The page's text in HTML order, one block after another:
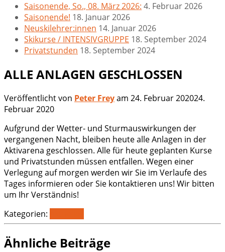
Saisonende, So., 08. März 2026: 4. Februar 2026
Saisonende! 18. Januar 2026
Neuskilehrer:innen 14. Januar 2026
Skikurse / INTENSIVGRUPPE 18. September 2024
Privatstunden 18. September 2024
ALLE ANLAGEN GESCHLOSSEN
Veröffentlicht von Peter Freyam 24. Februar 202024.
Februar 2020
Aufgrund der Wetter- und Sturmauswirkungen der
vergangenen Nacht, bleiben heute alle Anlagen in der
Aktivarena geschlossen. Alle für heute geplanten Kurse
und Privatstunden müssen entfallen. Wegen einer
Verlegung auf morgen werden wir Sie im Verlaufe des
Tages informieren oder Sie kontaktieren uns! Wir bitten
um Ihr Verständnis!
Kategorien:
Ähnliche Beiträge